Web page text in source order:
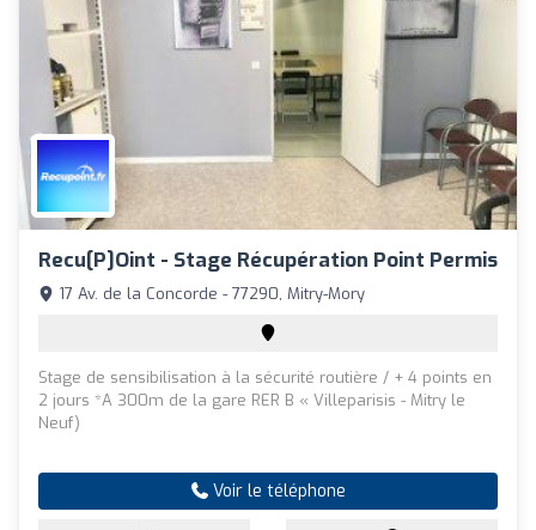
Recu[P]Oint - Stage Récupération Point Permis
17 Av. de la Concorde - 77290, Mitry-Mory
Stage de sensibilisation à la sécurité routière / + 4 points en
2 jours *A 300m de la gare RER B « Villeparisis - Mitry le
Neuf)
Voir le téléphone